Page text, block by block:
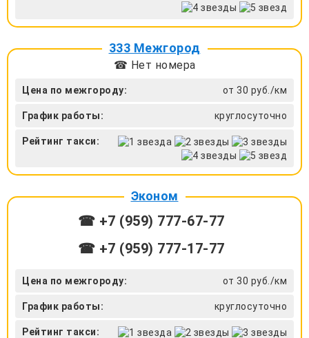
333 Межгород
☎ Нет номера
Цена по межгороду: от 30 руб./км
График работы: круглосуточно
Рейтинг такси:
Эконом
☎ +7 (959) 777-67-77
☎ +7 (959) 777-17-77
Цена по межгороду: от 30 руб./км
График работы: круглосуточно
Рейтинг такси: